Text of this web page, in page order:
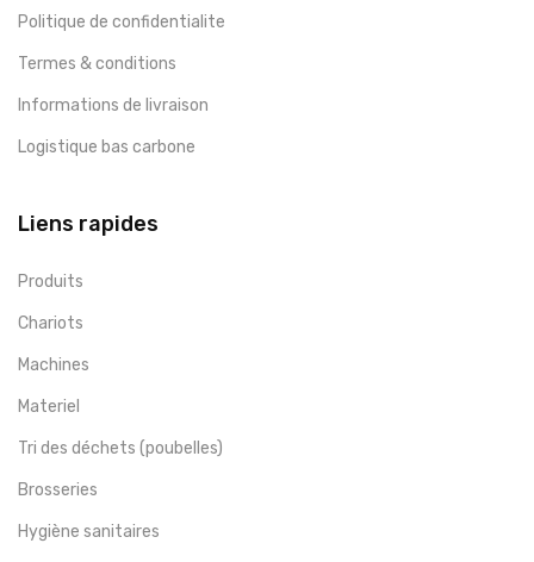
Politique de confidentialite
Termes & conditions
Informations de livraison
Logistique bas carbone
Liens rapides
Produits
Chariots
Machines
Materiel
Tri des déchets (poubelles)
Brosseries
Hygiène sanitaires